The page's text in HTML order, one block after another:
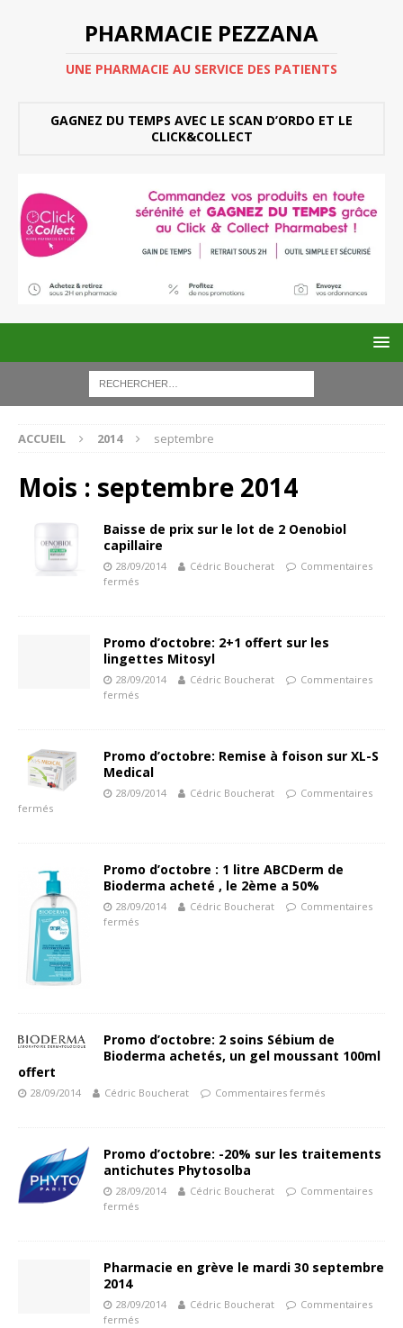
PHARMACIE PEZZANA
UNE PHARMACIE AU SERVICE DES PATIENTS
GAGNEZ DU TEMPS AVEC LE SCAN D’ORDO ET LE
CLICK&COLLECT
ACCUEIL 2014 septembre
Mois : septembre 2014
Baisse de prix sur le lot de 2 Oenobiol
capillaire
28/09/2014 Cédric Boucherat
Commentaires
fermés
Promo d’octobre: 2+1 offert sur les
lingettes Mitosyl
28/09/2014 Cédric Boucherat
Commentaires
fermés
Promo d’octobre: Remise à foison sur XL-S
Medical
28/09/2014 Cédric Boucherat
Commentaires
fermés
Promo d’octobre : 1 litre ABCDerm de
Bioderma acheté , le 2ème a 50%
28/09/2014 Cédric Boucherat
Commentaires
fermés
Promo d’octobre: 2 soins Sébium de
Bioderma achetés, un gel moussant 100ml
offert
28/09/2014 Cédric Boucherat Commentaires fermés
Promo d’octobre: -20% sur les traitements
antichutes Phytosolba
28/09/2014 Cédric Boucherat
Commentaires
fermés
Pharmacie en grève le mardi 30 septembre
2014
28/09/2014 Cédric Boucherat
Commentaires
fermés